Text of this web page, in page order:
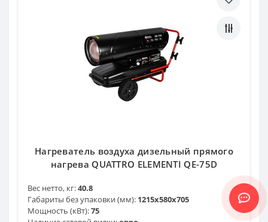
Нагреватель воздуха дизельный прямого
нагрева QUATTRO ELEMENTI QE-75D
Вес нетто, кг:40.8
Габариты без упаковки (мм): 1215х580х705
Мощность (кВт):75